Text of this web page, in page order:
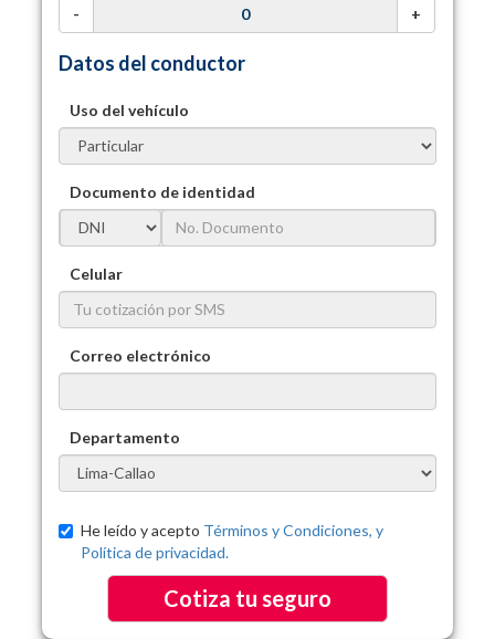
- +
Datos del conductor
Uso del vehículo
Documento de identidad
Celular
Correo electrónico
Departamento
He leído y acepto Términos y Condiciones, y
Política de privacidad.
Cotiza tu seguro